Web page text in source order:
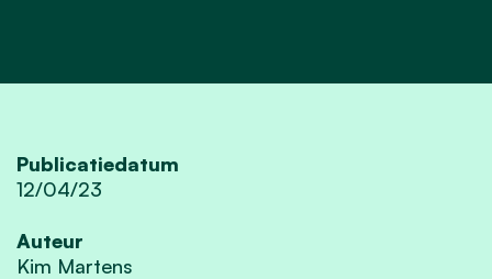
Publicatiedatum
12/04/23
Auteur
Kim Martens